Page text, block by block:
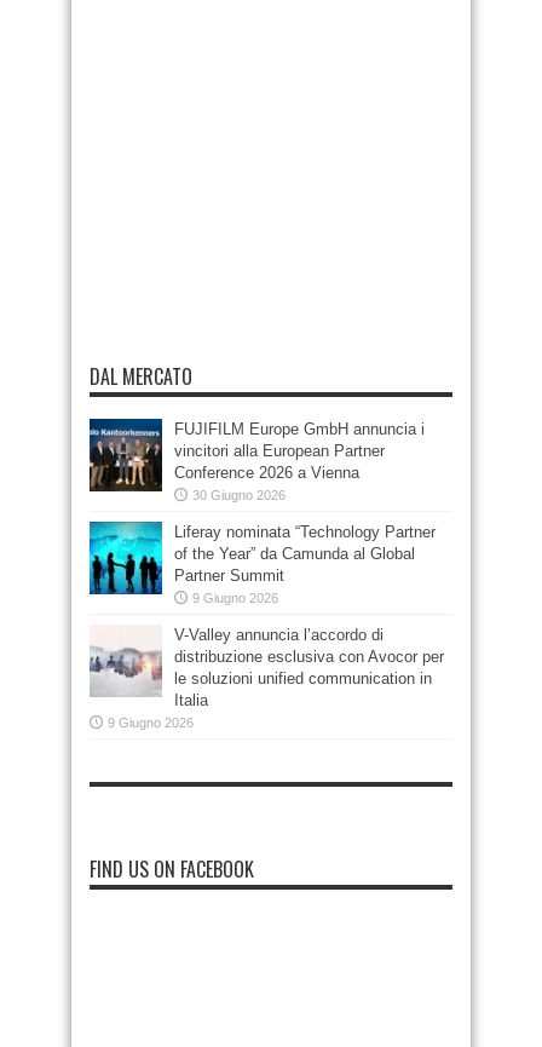
DAL MERCATO
FUJIFILM Europe GmbH annuncia i
vincitori alla European Partner
Conference 2026 a Vienna
30 Giugno 2026
Liferay nominata “Technology Partner
of the Year” da Camunda al Global
Partner Summit
9 Giugno 2026
V-Valley annuncia l’accordo di
distribuzione esclusiva con Avocor per
le soluzioni unified communication in
Italia
9 Giugno 2026
FIND US ON FACEBOOK